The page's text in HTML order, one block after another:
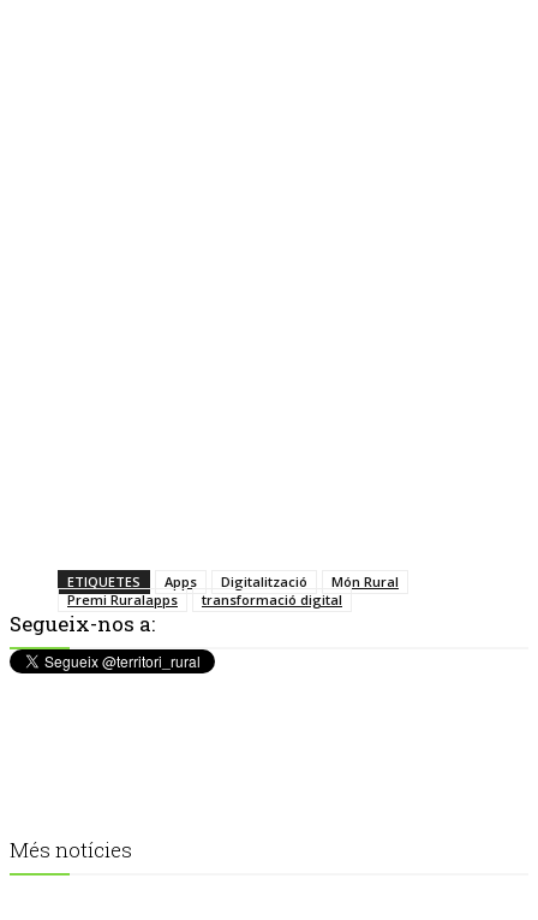
ETIQUETES Apps Digitalització
Món Rural
Premi Ruralapps
transformació digital
Segueix-nos a:
Més notícies